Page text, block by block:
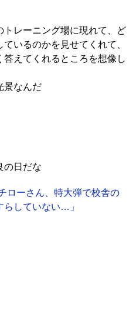
トレーニング場に現れて、ど
いるのかを見せてくれて、
えてくれるところを想像し
景なんだ
の日だな
ローさん、特大弾で校舎の
らしていない…」